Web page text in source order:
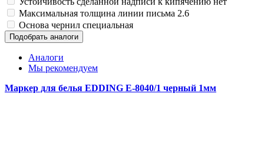
Замки прочие
Ящики для инструментов
Пленки солнцезащитные для окон
Все товары раздела
Максимальная толщина линии письма 2.6
Основа чернил специальная
Подобрать аналоги
Аналоги
Мы рекомендуем
Маркер для белья EDDING E-8040/1 черный 1мм